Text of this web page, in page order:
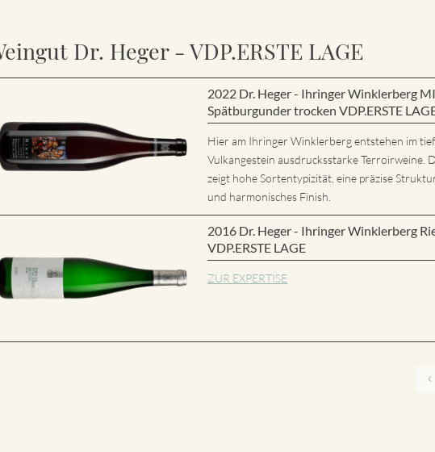
Dr. Heger - VDP.ERSTE LAGE
2022 Dr. Heger - Ihringer Winklerberg
Spätburgunder trocken VDP.ERSTE
Hier am Ihringer Winklerberg entstehen im
Vulkangestein ausdrucksstarke Terroirweine.
zeigt hohe Sortentypizität, eine präzise
und harmonisches Finish.
2016 Dr. Heger - Ihringer Winklerberg
VDP.ERSTE LAGE
ZUR EXPERTISE